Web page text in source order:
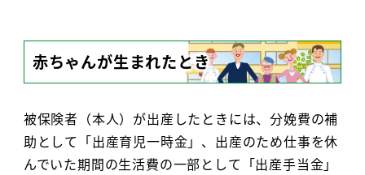
赤ちゃんが生まれたとき
被保険者（本人）が出産したときには、分娩費の補
助として「出産育児一時金」、出産のため仕事を休
んでいた期間の生活費の一部として「出産手当金」